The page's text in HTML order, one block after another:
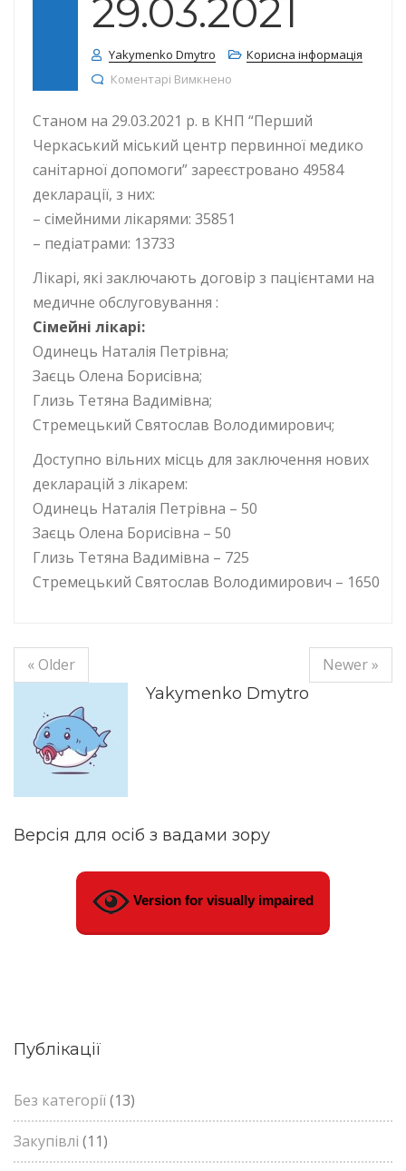
29.03.2021
Yakymenko Dmytro
Корисна інформація
Коментарі Вимкнено
Станом на 29.03.2021 р. в КНП “Перший
Черкаський міський центр первинної медико
санітарної допомоги” зареєстровано 49584
декларації, з них:
– сімейними лікарями: 35851
– педіатрами: 13733
Лікарі, які заключають договір з пацієнтами на
медичне обслуговування :
Сімейні лікарі:
Одинець Наталія Петрівна;
Заєць Олена Борисівна;
Глизь Тетяна Вадимівна;
Стремецький Святослав Володимирович;
Доступно вільних місць для заключення нових
декларацій з лікарем:
Одинець Наталія Петрівна – 50
Заєць Олена Борисівна – 50
Глизь Тетяна Вадимівна – 725
Стремецький Святослав Володимирович – 1650
« Older
Newer »
Yakymenko Dmytro
Версія для осіб з вадами зору
Version for visually impaired
Публікації
Без категорії(13)
Закупівлі (11)